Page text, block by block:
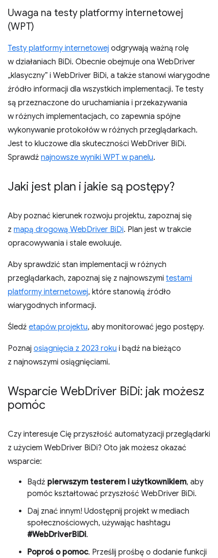
Uwaga na testy platformy internetowej
(WPT)
Testy platformy internetowej odgrywają ważną rolę
w działaniach BiDi. Obecnie obejmuje ona WebDriver
„klasyczny” i WebDriver BiDi, a także stanowi wiarygodne
źródło informacji dla wszystkich implementacji. Te testy
są przeznaczone do uruchamiania i przekazywania
w różnych implementacjach, co zapewnia spójne
wykonywanie protokołów w różnych przeglądarkach.
Jest to kluczowe dla skuteczności WebDriver BiDi.
Sprawdź najnowsze wyniki WPT w panelu.
Jaki jest plan i jakie są postępy?
Aby poznać kierunek rozwoju projektu, zapoznaj się
z mapą drogową WebDriver BiDi. Plan jest w trakcie
opracowywania i stale ewoluuje.
Aby sprawdzić stan implementacji w różnych
przeglądarkach, zapoznaj się z najnowszymi testami
platformy internetowej, które stanowią źródło
wiarygodnych informacji.
Śledź etapów projektu, aby monitorować jego postępy.
Poznaj osiągnięcia z 2023 roku i bądź na bieżąco
z najnowszymi osiągnięciami.
Wsparcie WebDriver BiDi: jak możesz
pomóc
Czy interesuje Cię przyszłość automatyzacji przeglądarki
z użyciem WebDriver BiDi? Oto jak możesz okazać
wsparcie:
Bądź pierwszym testerem i użytkownikiem, aby
pomóc kształtować przyszłość WebDriver BiDi.
Daj znać innym! Udostępnij projekt w mediach
społecznościowych, używając hashtagu
#WebDriverBiDi.
Poproś o pomoc. Prześlij prośbę o dodanie funkcji